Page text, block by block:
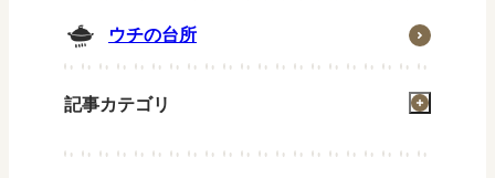
ウチの台所
記事カテゴリ
掃除